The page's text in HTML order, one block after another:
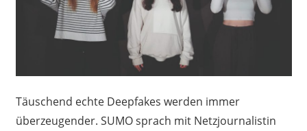
Täuschend echte Deepfakes werden immer
überzeugender. SUMO sprach mit Netzjournalistin